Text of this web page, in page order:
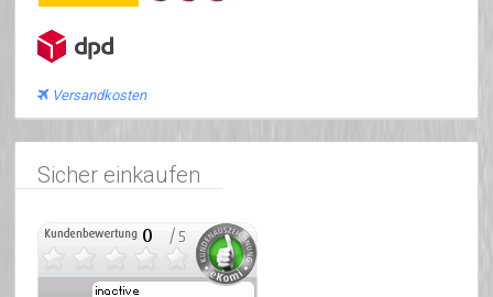
Versandkosten
Sicher einkaufen